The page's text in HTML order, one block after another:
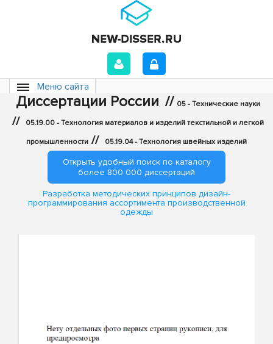
Меню сайта
Диссертации России // 05 - Технические науки
// 05.19.00 - Технология материалов и изделий текстильной и легкой
промышленности // 05.19.04 - Технология швейных изделий
Открыть удобный поиск по каталогу
более 800 000 диссертаций
Разработка методических принципов дизайн-
программирования ассортимента производственной
одежды